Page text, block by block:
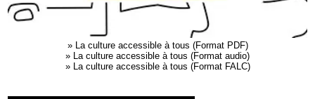
»
La culture accessible à tous (Format PDF)
»
La culture accessible à tous (Format audio)
»
La culture accessible à tous (Format FALC)